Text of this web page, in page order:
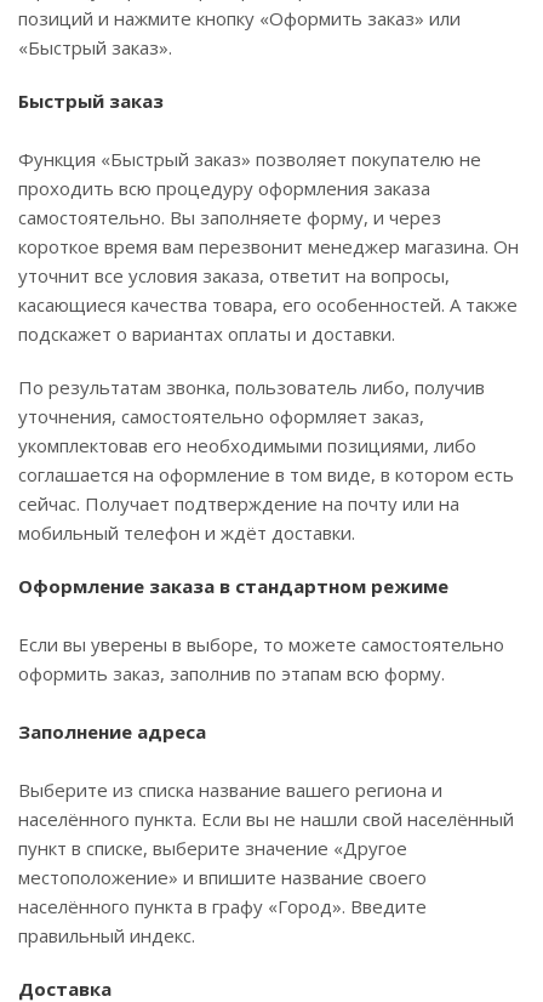
позиций и нажмите кнопку «Оформить заказ» или
«Быстрый заказ».
Быстрый заказ
Функция «Быстрый заказ» позволяет покупателю не
проходить всю процедуру оформления заказа
самостоятельно. Вы заполняете форму, и через
короткое время вам перезвонит менеджер магазина. Он
уточнит все условия заказа, ответит на вопросы,
касающиеся качества товара, его особенностей. А также
подскажет о вариантах оплаты и доставки.
По результатам звонка, пользователь либо, получив
уточнения, самостоятельно оформляет заказ,
укомплектовав его необходимыми позициями, либо
соглашается на оформление в том виде, в котором есть
сейчас. Получает подтверждение на почту или на
мобильный телефон и ждёт доставки.
Оформление заказа в стандартном режиме
Если вы уверены в выборе, то можете самостоятельно
оформить заказ, заполнив по этапам всю форму.
Заполнение адреса
Выберите из списка название вашего региона и
населённого пункта. Если вы не нашли свой населённый
пункт в списке, выберите значение «Другое
местоположение» и впишите название своего
населённого пункта в графу «Город». Введите
правильный индекс.
Доставка